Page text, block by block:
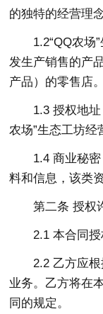
的独特的经营理念
1.2“QQ农场
发生产销售的产
产品）的零售店
1.3 授权地
农场”生态工坊经
1.4 商业秘
料和信息，该类
第二条 授权
2.1 本合同
2.2 乙方应
业务。乙方将在
同的规定。